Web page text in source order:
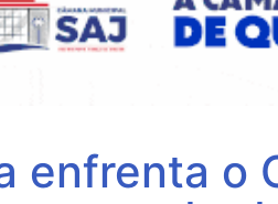
enfrenta o